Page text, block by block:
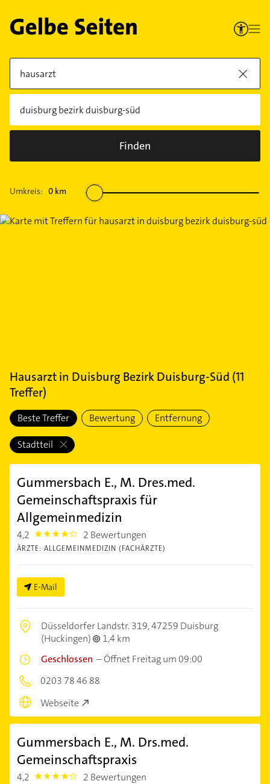
Finden
Umkreis: 0 km
Hausarztin Duisburg Bezirk Duisburg-Süd (11
Treffer)
Beste Treffer Bewertung Entfernung
Stadtteil
Gummersbach E., M. Dres.med.
Gemeinschaftspraxis für
Allgemeinmedizin
4,2 4.2000003 2 Bewertungen
ÄRZTE: ALLGEMEINMEDIZIN (FACHÄRZTE)
E-Mail
Düsseldorfer Landstr. 319,47259 Duisburg
(Huckingen)
1,4 km
Geschlossen –Öffnet Freitag um 09:00
0203 78 46 88
Webseite
Gummersbach E., M. Drs.med.
Gemeinschaftspraxis
4,2 4.2000003 2 Bewertungen